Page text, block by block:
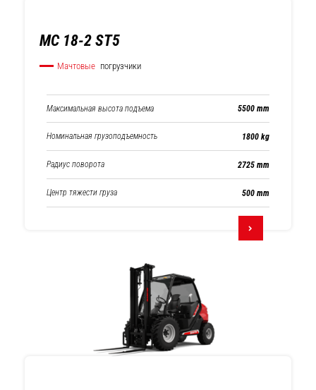
MC 18-2 ST5
Мачтовые погрузчики
Максимальная высота подъема 5500 mm
Номинальная грузоподъемность 1800 kg
Радиус поворота 2725 mm
Центр тяжести груза 500 mm